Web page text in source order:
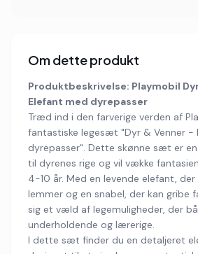
Om dette produkt
Produktbeskrivelse: Playmobil
Elefant med dyrepasser
Træd ind i den farverige verden af
fantastiske legesæt "Dyr & Venner -
dyrepasser". Dette skønne sæt er
til dyrenes rige og vil vække
4-10 år. Med en levende elefant,
lemmer og en snabel, der kan gribe
sig et væld af legemuligheder, der
underholdende og lærerige.
I dette sæt finder du en detaljeret